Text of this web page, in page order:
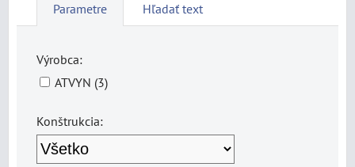
Parametre Hľadať text
Výrobca:
ATVYN (3)
Konštrukcia: